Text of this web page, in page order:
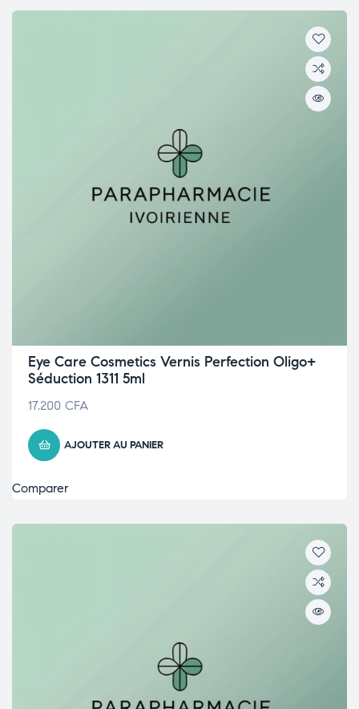
Eye Care Cosmetics Vernis Perfection Oligo+
Séduction 1311 5ml
17.200 CFA
AJOUTER AU PANIER
Comparer